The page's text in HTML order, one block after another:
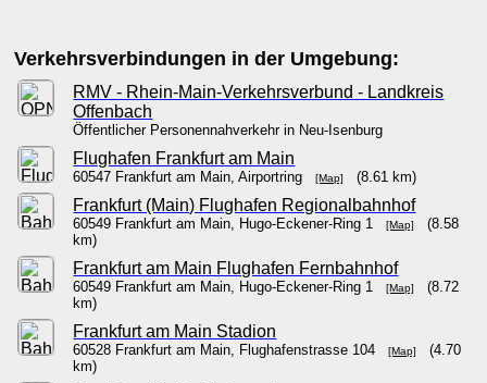
Verkehrsverbindungen in der Umgebung:
RMV - Rhein-Main-Verkehrsverbund - Landkreis
Offenbach
Öffentlicher Personennahverkehr in Neu-Isenburg
Flughafen Frankfurt am Main
60547 Frankfurt am Main, Airportring[Map] (8.61 km)
Frankfurt (Main) Flughafen Regionalbahnhof
60549 Frankfurt am Main, Hugo-Eckener-Ring 1[Map]
(8.58
km)
Frankfurt am Main Flughafen Fernbahnhof
60549 Frankfurt am Main, Hugo-Eckener-Ring 1[Map]
(8.72
km)
Frankfurt am Main Stadion
60528 Frankfurt am Main, Flughafenstrasse 104[Map]
(4.70
km)